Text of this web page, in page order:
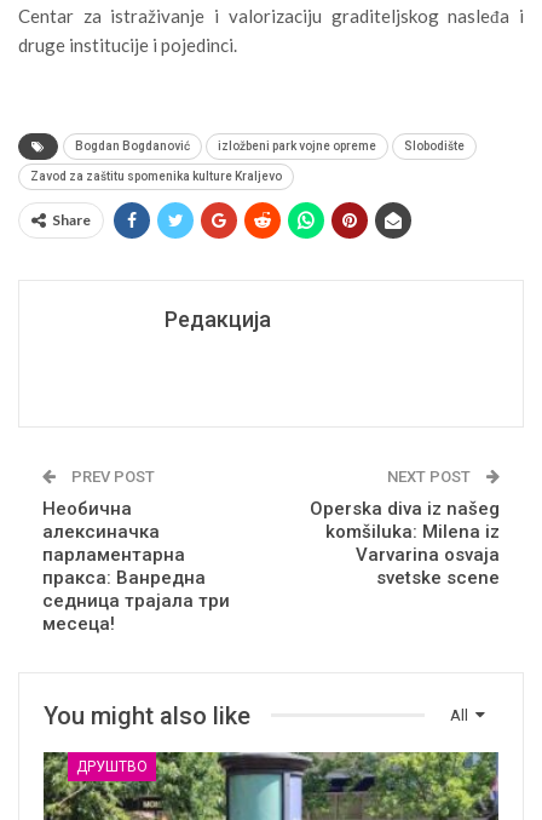
Centar za istraživanje i valorizaciju graditeljskog nasleđa i
druge institucije i pojedinci.
Bogdan Bogdanović izložbeni park vojne opreme Slobodište
Zavod za zaštitu spomenika kulture Kraljevo
Share
Редакција
PREV POST
Необична
алексиначка
парламентарна
пракса: Ванредна
седница трајала три
месеца!
NEXT POST
Operska diva iz našeg
komšiluka: Milena iz
Varvarina osvaja
svetske scene
All
You might also like
ДРУШТВО